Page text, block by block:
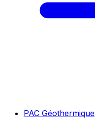
PAC Géothermique